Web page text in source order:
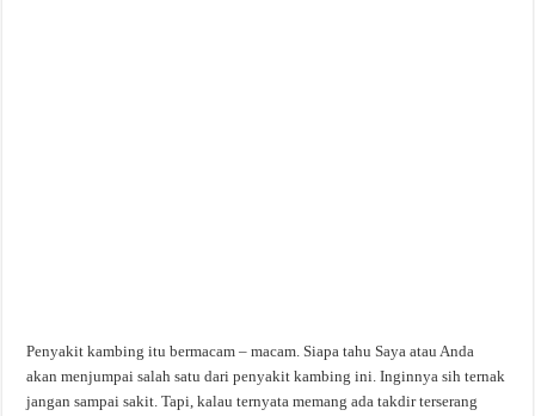
Penyakit kambing itu bermacam – macam. Siapa tahu Saya atau Anda
akan menjumpai salah satu dari penyakit kambing ini. Inginnya sih ternak
jangan sampai sakit. Tapi, kalau ternyata memang ada takdir terserang